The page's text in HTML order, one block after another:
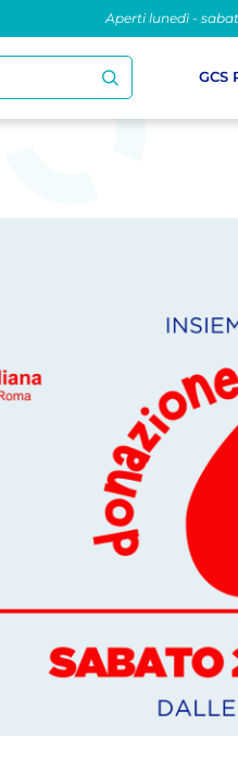
Aperti lunedì -
GCS